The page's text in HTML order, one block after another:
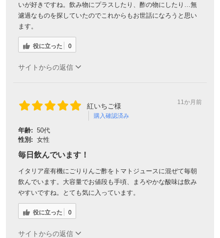
いが好きですね。飲み物にプラスしたり、酢の物にしたり…無
濾過なものを探していたのでこれからもお世話になろうと思い
ます。
役に立った 0
サイトからの返信
紅いちご様
購入確認済み
11か月前
年齢: 50代
性別: 女性
毎日飲んでいます！
イタリア産有機にごりりんご酢をトマトジュースに混ぜて毎朝
飲んでいます。大容量でお値段も手頃、まろやかな酸味は飲み
やすいですね。とても気に入っています。
役に立った 0
サイトからの返信